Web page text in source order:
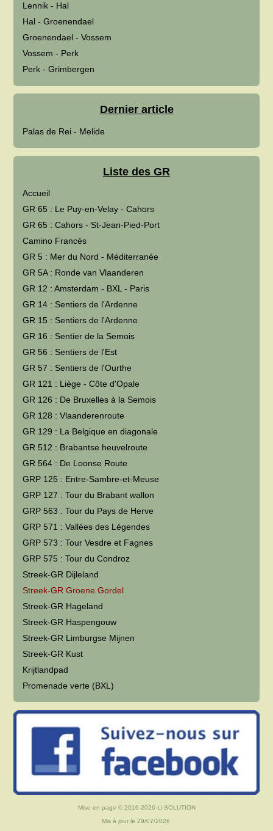
Lennik - Hal
Hal - Groenendael
Groenendael - Vossem
Vossem - Perk
Perk - Grimbergen
Dernier article
Palas de Rei - Melide
Liste des GR
Accueil
GR 65 : Le Puy-en-Velay - Cahors
GR 65 : Cahors - St-Jean-Pied-Port
Camino Francés
GR 5 : Mer du Nord - Méditerranée
GR 5A : Ronde van Vlaanderen
GR 12 : Amsterdam - BXL - Paris
GR 14 : Sentiers de l'Ardenne
GR 15 : Sentiers de l'Ardenne
GR 16 : Sentier de la Semois
GR 56 : Sentiers de l'Est
GR 57 : Sentiers de l'Ourthe
GR 121 : Liège - Côte d'Opale
GR 126 : De Bruxelles à la Semois
GR 128 : Vlaanderenroute
GR 129 : La Belgique en diagonale
GR 512 : Brabantse heuvelroute
GR 564 : De Loonse Route
GRP 125 : Entre-Sambre-et-Meuse
GRP 127 : Tour du Brabant wallon
GRP 563 : Tour du Pays de Herve
GRP 571 : Vallées des Légendes
GRP 573 : Tour Vesdre et Fagnes
GRP 575 : Tour du Condroz
Streek-GR Dijleland
Streek-GR Groene Gordel
Streek-GR Hageland
Streek-GR Haspengouw
Streek-GR Limburgse Mijnen
Streek-GR Kust
Krijtlandpad
Promenade verte (BXL)
Mise en page © 2016-2026 Li SOLUTION
Mis à jour le 29/07/2026